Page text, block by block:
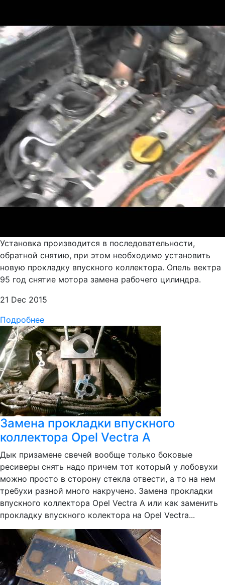
Установка производится в последовательности,
обратной снятию, при этом необходимо установить
новую прокладку впускного коллектора. Опель вектра
95 год снятие мотора замена рабочего цилиндра.
21 Dec 2015
Подробнее
Замена прокладки впускного
коллектора Opel Vectra A
Дык призамене свечей вообще только боковые
ресиверы снять надо причем тот который у лобовухи
можно просто в сторону стекла отвести, а то на нем
требухи разной много накручено. Замена прокладки
впускного коллектора Opel Vectra A или как заменить
прокладку впускного колектора на Opel Vectra...